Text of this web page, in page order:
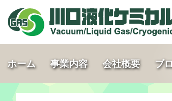
ホーム 事業内容 会社概要 ブ